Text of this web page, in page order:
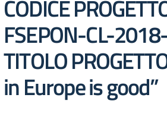
CODICE
FSEPON-CL-
TITOLO
in Europe is good”